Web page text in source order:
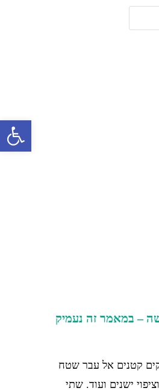
– במאמר זה נעמיק
קטנים אל עבר שטח
ישנים ועוד. שתי